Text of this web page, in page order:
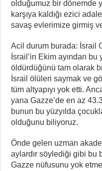
olduğumuz bir dönemde
karşıya kaldığı ezici
savaş evlerimize girmiş
Acil durum burada: İsrail
İsrail’in Ekim ayından
öldürdüğünü tam olarak
İsrail ölüleri saymak ve
tüm altyapıyı yok etti.
yana Gazze’de en az
bunun bu yüzyılda
olduğunu biliyoruz.
Önde gelen uzman
aylardır söylediği gibi bu
Gazze nüfusunu yok